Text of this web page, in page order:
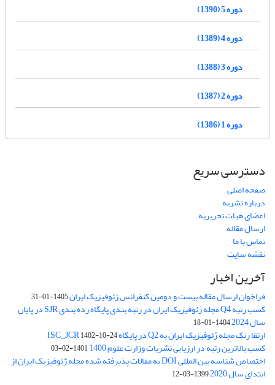
دوره 5 (1390)
دوره 4 (1389)
دوره 3 (1388)
دوره 2 (1387)
دوره 1 (1386)
دسترسی سریع
صفحه اصلی
درباره نشریه
اعضای هیات تحریریه
ارسال مقاله
تماس با ما
نقشه سایت
آخرین اخبار
فراخوان ارسال مقاله بیست و دومین کنفرانس ژئوفیزیک ایران1405-01-31
کسب رتبه Q4 مجله ژئوفیزیک ایران در رتبه بندی پایگاه رده بندی SJR در پایان
سال 2024 1404-01-18
ارتقا رنک مجله ژئوفیزیک ایران به Q2 در پایگاه ISC_JCR 1402-10-24
کسب بالاترین رتبه در ارزیابی نشریات وزارت علوم 1400 1401-02-03
اختصاص شناسه بین المللی DOI به مقالات پذیرفته شده مجله ژئوفیزیک ایران از
ابتدای سال 2020 1399-03-12